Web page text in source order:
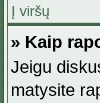
Į viršų
» Kaip
Jeigu
matysite